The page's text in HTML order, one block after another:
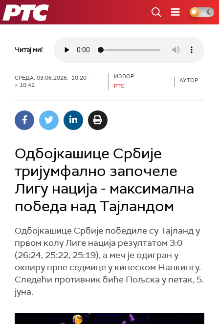
РТС
Читај ми!
СРЕДА, 03.06.2026, 10:20 -
> 10:42
ИЗВОР:
РТС
АУТОР:
Одбојкашице Србије
тријумфално започеле
Лигу нација - максимална
победа над Тајландом
Одбојкашице Србије победиле су Тајланд у
првом колу Лиге нација резултатом 3:0
(26:24, 25:22, 25:19), а меч је одигран у
оквиру прве седмице у кинеском Нанкингу.
Следећи противник биће Пољска у петак, 5.
јуна.